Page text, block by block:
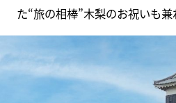
た“旅の相棒”木梨のお祝いも兼